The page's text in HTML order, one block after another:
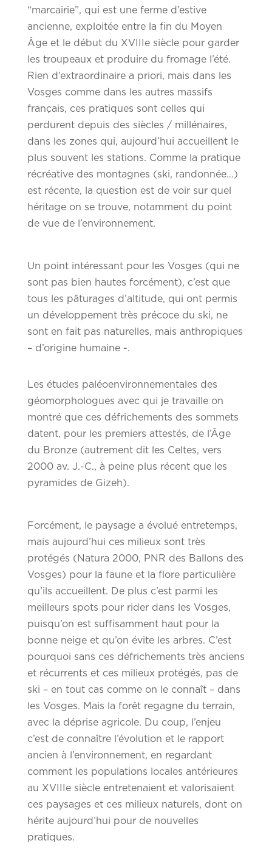
“marcairie”, qui est une ferme d’estive
ancienne, exploitée entre la fin du Moyen
Âge et le début du XVIIIe siècle pour garder
les troupeaux et produire du fromage l’été.
Rien d’extraordinaire a priori, mais dans les
Vosges comme dans les autres massifs
français, ces pratiques sont celles qui
perdurent depuis des siècles / millénaires,
dans les zones qui, aujourd’hui accueillent le
plus souvent les stations. Comme la pratique
récréative des montagnes (ski, randonnée…)
est récente, la question est de voir sur quel
héritage on se trouve, notamment du point
de vue de l’environnement.
Un point intéressant pour les Vosges (qui ne
sont pas bien hautes forcément), c’est que
tous les pâturages d’altitude, qui ont permis
un développement très précoce du ski, ne
sont en fait pas naturelles, mais anthropiques
– d’origine humaine -.
Les études paléoenvironnementales des
géomorphologues avec qui je travaille on
montré que ces défrichements des sommets
datent, pour les premiers attestés, de l’Âge
du Bronze (autrement dit les Celtes, vers
2000 av. J.-C., à peine plus récent que les
pyramides de Gizeh).
Forcément, le paysage a évolué entretemps,
mais aujourd’hui ces milieux sont très
protégés (Natura 2000, PNR des Ballons des
Vosges) pour la faune et la flore particulière
qu’ils accueillent. De plus c’est parmi les
meilleurs spots pour rider dans les Vosges,
puisqu’on est suffisamment haut pour la
bonne neige et qu’on évite les arbres. C’est
pourquoi sans ces défrichements très anciens
et récurrents et ces milieux protégés, pas de
ski – en tout cas comme on le connaît – dans
les Vosges. Mais la forêt regagne du terrain,
avec la déprise agricole. Du coup, l’enjeu
c’est de connaître l’évolution et le rapport
ancien à l’environnement, en regardant
comment les populations locales antérieures
au XVIIIe siècle entretenaient et valorisaient
ces paysages et ces milieux naturels, dont on
hérite aujourd’hui pour de nouvelles
pratiques.